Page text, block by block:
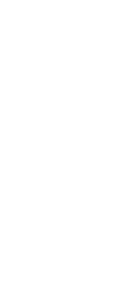
সঙ্কট
প্রু জেরী